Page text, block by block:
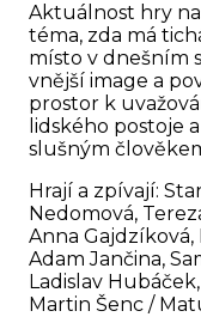
Aktuálnost hry
téma, zda má
místo v dnešním
vnější image a
prostor k
lidského postoje
slušným
Hrají a zpívají:
Nedomová,
Anna
Adam Jančina,
Ladislav
Martin Šenc /